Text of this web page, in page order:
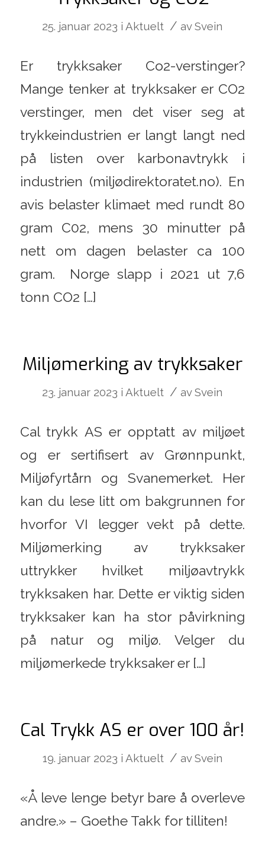
25. januar 2023 i Aktuelt / avSvein
Er trykksaker Co2-verstinger?
Mange tenker at trykksaker er CO2
verstinger, men det viser seg at
trykkeindustrien er langt langt ned
på listen over karbonavtrykk i
industrien (miljødirektoratet.no). En
avis belaster klimaet med rundt 80
gram C02, mens 30 minutter på
nett om dagen belaster ca 100
gram. Norge slapp i 2021 ut 7,6
tonn CO2 […]
Miljømerking av trykksaker
23. januar 2023 i Aktuelt / avSvein
Cal trykk AS er opptatt av miljøet
og er sertifisert av Grønnpunkt,
Miljøfyrtårn og Svanemerket. Her
kan du lese litt om bakgrunnen for
hvorfor VI legger vekt på dette.
Miljømerking av trykksaker
uttrykker hvilket miljøavtrykk
trykksaken har. Dette er viktig siden
trykksaker kan ha stor påvirkning
på natur og miljø. Velger du
miljømerkede trykksaker er […]
Cal Trykk AS er over 100 år!
19. januar 2023 i Aktuelt / avSvein
«Å leve lenge betyr bare å overleve
andre.» – Goethe Takk for tilliten!